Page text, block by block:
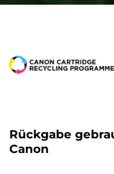
Rückgabe
Canon